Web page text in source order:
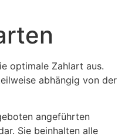
optimale Zahlart aus.
abhängig von der
angeführten
Sie beinhalten alle